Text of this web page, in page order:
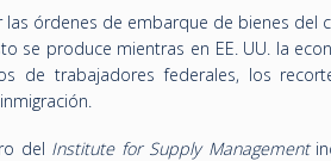
órdenes de embarque de bienes del
se produce mientras en EE. UU. la
de trabajadores federales, los
del Institute for Supply Management